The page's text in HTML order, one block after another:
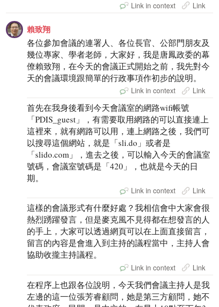
Link in context Link
Link in context Link
Link in context Link
賴致翔
各位參加會議的連署人、各位長官、公部門朋友及
幾位專家、學者老師，大家好，我是唐鳳政委的幕
僚賴致翔，在今天的會議正式開始之前，我先對今
天的會議環境跟簡單的行政事項作初步的說明。
Link in context Link
首先在我身後看到今天會議室的網路wifi帳號
「PDIS_guest」，有需要取用網路的可以直接連上
這裡來，就有網路可以用，連上網路之後，我們可
以搜尋這個網站，就是「sli.do」或者是
「slido.com」，進去之後，可以輸入今天的會議室
號碼，會議室號碼是「420」，也就是今天的日
期。
Link in context Link
這樣的會議形式有什麼好處？我相信會中大家會很
熱烈踴躍發言，但是麥克風不見得都在想發言的人
的手上，大家可以透過網頁可以在上面直接留言，
留言的內容是會進入到主持的議程當中，主持人會
協助收攏主持議程。
Link in context Link
在程序上也跟各位說明，今天我們會議主持人是我
左邊的這一位張芳睿顧問，她是第三方顧問，她不